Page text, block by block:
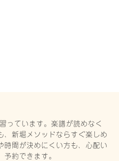
っています。楽譜が読めなく
、新堀メソッドならすぐ楽しめ
時間が決めにくい方も、心配い
約できます。